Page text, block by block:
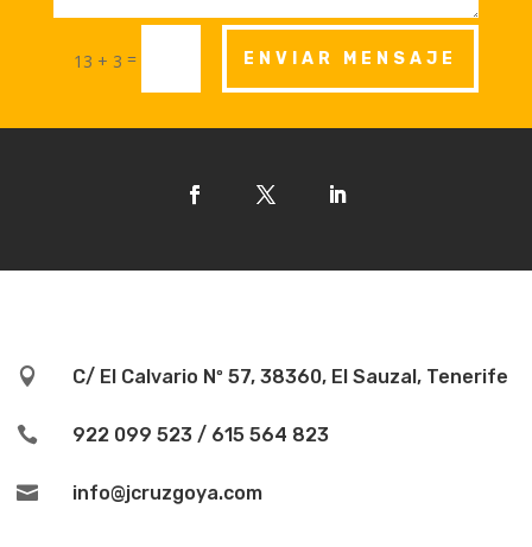
13 + 3 = ENVIAR MENSAJE
 C/ El Calvario Nº 57, 38360, El Sauzal, Tenerife
 922 099 523 / 615 564 823
 info@jcruzgoya.com